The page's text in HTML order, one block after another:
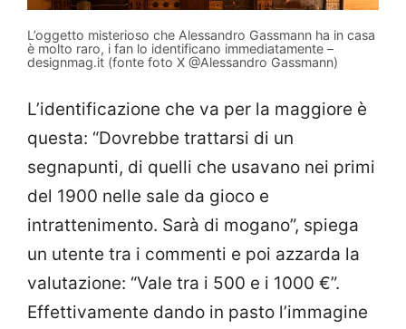
L’oggetto misterioso che Alessandro Gassmann ha in casa
è molto raro, i fan lo identificano immediatamente –
designmag.it (fonte foto X @Alessandro Gassmann)
L’identificazione che va per la maggiore è
questa: “Dovrebbe trattarsi di un
segnapunti, di quelli che usavano nei primi
del 1900 nelle sale da gioco e
intrattenimento. Sarà di mogano”, spiega
un utente tra i commenti e poi azzarda la
valutazione: “Vale tra i 500 e i 1000 €”.
Effettivamente dando in pasto l’immagine